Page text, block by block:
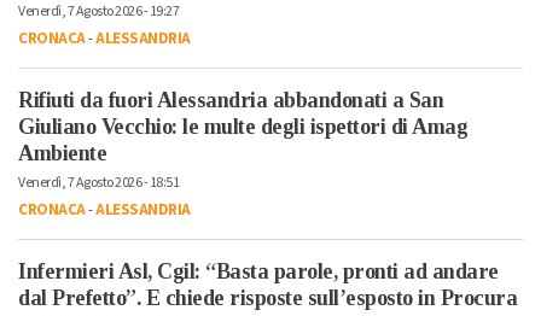
Venerdì, 7 Agosto 2026 - 19:27
CRONACA-ALESSANDRIA
Rifiuti da fuori Alessandria abbandonati a San
Giuliano Vecchio: le multe degli ispettori di Amag
Ambiente
Venerdì, 7 Agosto 2026 - 18:51
CRONACA-ALESSANDRIA
Infermieri Asl, Cgil: “Basta parole, pronti ad andare
dal Prefetto”. E chiede risposte sull’esposto in Procura